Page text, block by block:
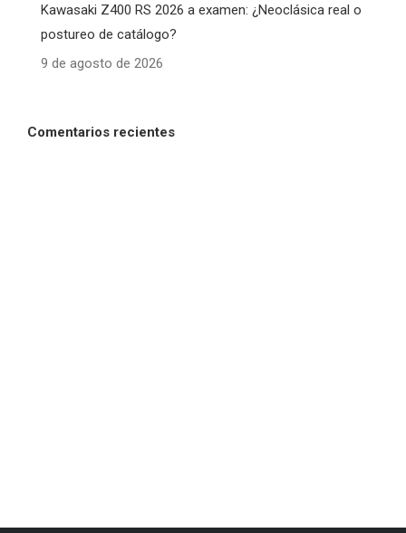
Kawasaki Z400 RS 2026 a examen: ¿Neoclásica real o
postureo de catálogo?
9 de agosto de 2026
Comentarios recientes